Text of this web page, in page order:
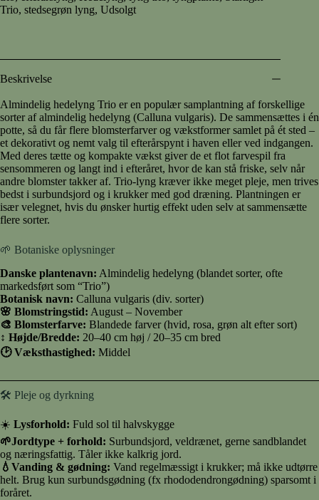
Trio, stedsegrøn lyng, Udsolgt
Beskrivelse
Almindelig hedelyng Trio er en populær samplantning af forskellige
sorter af almindelig hedelyng (Calluna vulgaris). De sammensættes i én
potte, så du får flere blomsterfarver og vækstformer samlet på ét sted –
et dekorativt og nemt valg til efterårspynt i haven eller ved indgangen.
Med deres tætte og kompakte vækst giver de et flot farvespil fra
sensommeren og langt ind i efteråret, hvor de kan stå friske, selv når
andre blomster takker af. Trio-lyng kræver ikke meget pleje, men trives
bedst i surbundsjord og i krukker med god dræning. Plantningen er
især velegnet, hvis du ønsker hurtig effekt uden selv at sammensætte
flere sorter.
🌱 Botaniske oplysninger
Danske plantenavn: Almindelig hedelyng (blandet sorter, ofte
markedsført som “Trio”)
Botanisk navn: Calluna vulgaris (div. sorter)
🌸 Blomstringstid: August – November
🎨 Blomsterfarve: Blandede farver (hvid, rosa, grøn alt efter sort)
↕️ Højde/Bredde: 20–40 cm høj / 20–35 cm bred
🕑 Væksthastighed: Middel
🛠️ Pleje og dyrkning
☀️ Lysforhold: Fuld sol til halvskygge
🌱Jordtype + forhold: Surbundsjord, veldrænet, gerne sandblandet
og næringsfattig. Tåler ikke kalkrig jord.
💧Vanding & gødning: Vand regelmæssigt i krukker; må ikke udtørre
helt. Brug kun surbundsgødning (fx rhododendrongødning) sparsomt i
foråret.